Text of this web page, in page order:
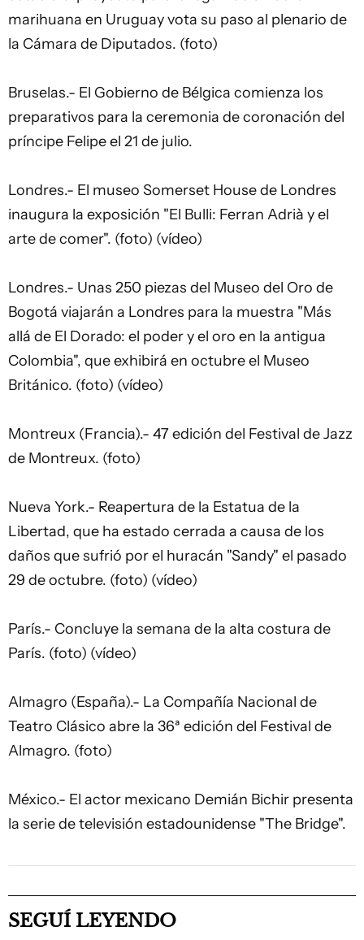
marihuana en Uruguay vota su paso al plenario de
la Cámara de Diputados. (foto)
Bruselas.- El Gobierno de Bélgica comienza los
preparativos para la ceremonia de coronación del
príncipe Felipe el 21 de julio.
Londres.- El museo Somerset House de Londres
inaugura la exposición "El Bulli: Ferran Adrià y el
arte de comer". (foto) (vídeo)
Londres.- Unas 250 piezas del Museo del Oro de
Bogotá viajarán a Londres para la muestra "Más
allá de El Dorado: el poder y el oro en la antigua
Colombia", que exhibirá en octubre el Museo
Británico. (foto) (vídeo)
Montreux (Francia).- 47 edición del Festival de Jazz
de Montreux. (foto)
Nueva York.- Reapertura de la Estatua de la
Libertad, que ha estado cerrada a causa de los
daños que sufrió por el huracán "Sandy" el pasado
29 de octubre. (foto) (vídeo)
París.- Concluye la semana de la alta costura de
París. (foto) (vídeo)
Almagro (España).- La Compañía Nacional de
Teatro Clásico abre la 36ª edición del Festival de
Almagro. (foto)
México.- El actor mexicano Demián Bichir presenta
la serie de televisión estadounidense "The Bridge".
SEGUÍ LEYENDO